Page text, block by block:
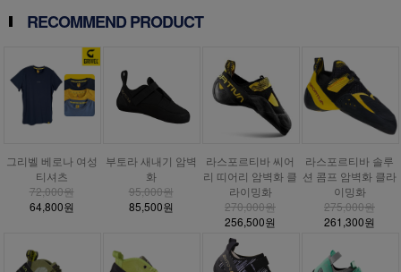
RECOMMEND PRODUCT
그리벨 베로나 여성
티셔츠
72,000원
64,800원
부토라 새내기 암벽
화
95,000원
85,500원
라스포르티바 씨어
리 띠어리 암벽화 클
라이밍화
270,000원
256,500원
라스포르티바 솔루
션 콤프 암벽화 클라
이밍화
275,000원
261,300원